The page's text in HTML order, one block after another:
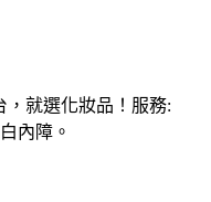
，就選化妝品！服務:
內障。